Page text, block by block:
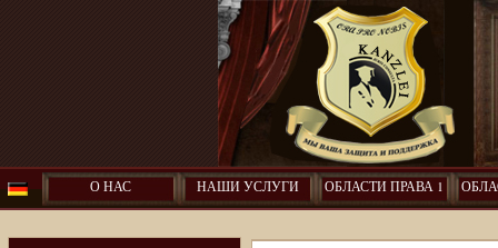
О НАС НАШИ УСЛУГИ ОБЛАСТИ ПРАВА 1